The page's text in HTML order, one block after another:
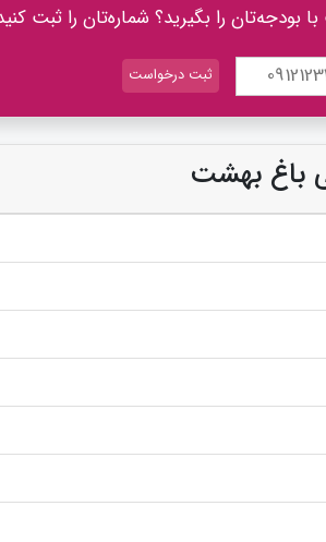
را بگیرید؟ شماره‌تان را ثبت
باغ بهشت